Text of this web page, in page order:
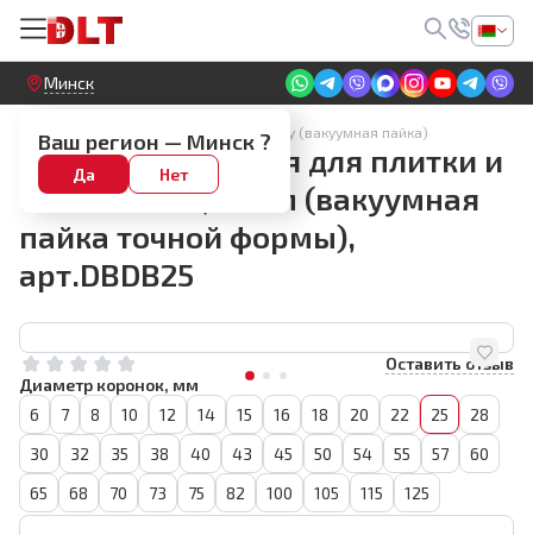
Круглосуточный! Прием заявок на сайте
Минск
Ваш регион — Минск ?
Да Нет
Алмазные коронки по керамограниту (вакуумная пайка)
Коронка алмазная для плитки и
камня BIHUI, 25мм (вакуумная
пайка точной формы),
арт.DBDB25
Оставить отзыв
Диаметр коронок, мм
6
7 8 10 12 14 15 16 18 20 22 25
28
30
32 35 38 40 43 45 50 54 55 57
60
65
68 70 73 75 82 100 105 115 125